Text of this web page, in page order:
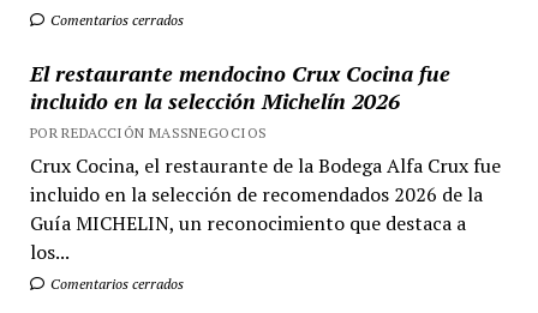
Comentarios cerrados
El restaurante mendocino Crux Cocina fue
incluido en la selección Michelín 2026
POR REDACCIÓN MASSNEGOCIOS
Crux Cocina, el restaurante de la Bodega Alfa Crux fue
incluido en la selección de recomendados 2026 de la
Guía MICHELIN, un reconocimiento que destaca a
los...
Comentarios cerrados